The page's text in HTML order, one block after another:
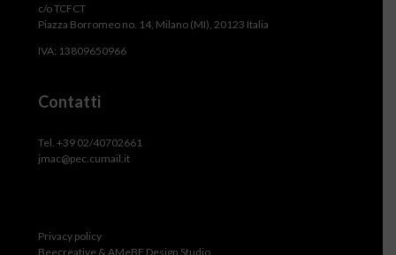
c/o TCFCT
Piazza Borromeo no. 14, Milano (MI), 20123 Italia
IVA: 13809650966
Contatti
Tel. +39 02/40702661
jmac@pec.cumail.it
Privacy policy
Beecreative & AMeBE Design Studio